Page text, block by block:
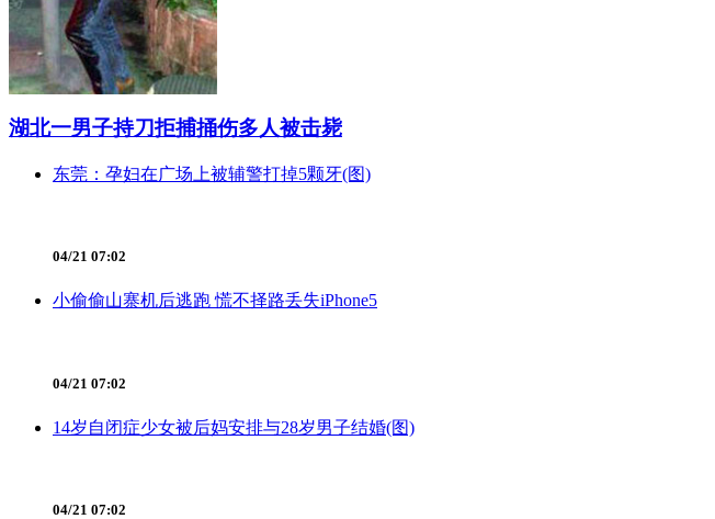
湖北一男子持刀拒捕捅伤多人被击毙
东莞：孕妇在广场上被辅警打掉5颗牙(图)
04/21 07:02
小偷偷山寨机后逃跑 慌不择路丢失iPhone5
04/21 07:02
14岁自闭症少女被后妈安排与28岁男子结婚(图)
04/21 07:02